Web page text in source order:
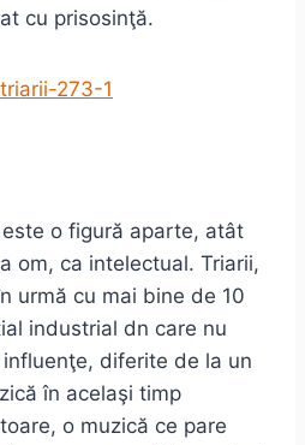
cu prisosinţă.
este o figură aparte, atât
om, ca intelectual. Triarii,
urmă cu mai bine de 10
industrial dn care nu
diferite de la un
în acelaşi timp
o muzică ce pare